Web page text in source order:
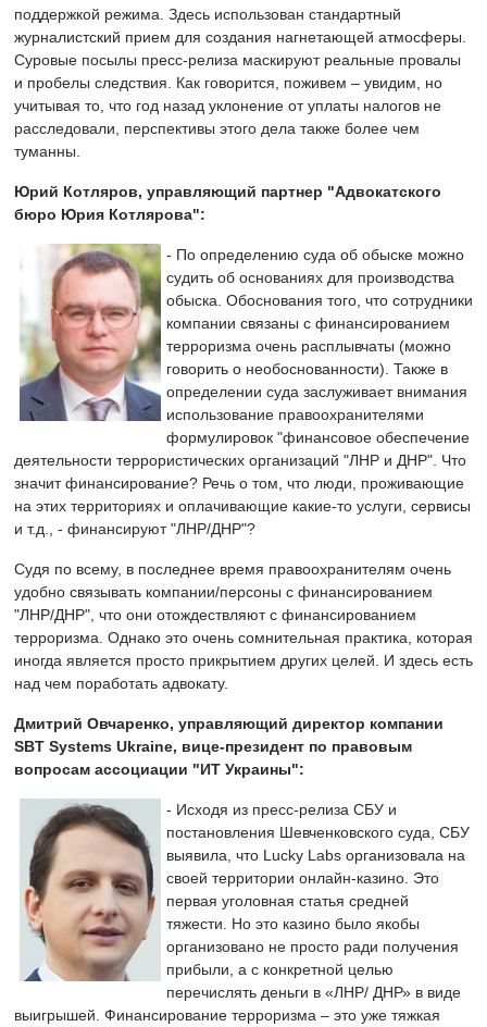
поддержкой режима. Здесь использован стандартный
журналистский прием для создания нагнетающей атмосферы.
Суровые посылы пресс-релиза маскируют реальные провалы
и пробелы следствия. Как говорится, поживем – увидим, но
учитывая то, что год назад уклонение от уплаты налогов не
расследовали, перспективы этого дела также более чем
туманны.
Юрий Котляров, управляющий партнер "Адвокатского
бюро Юрия Котлярова":
- По определению суда об обыске можно
судить об основаниях для производства
обыска. Обоснования того, что сотрудники
компании связаны с финансированием
терроризма очень расплывчаты (можно
говорить о необоснованности). Также в
определении суда заслуживает внимания
использование правоохранителями
формулировок "финансовое обеспечение
деятельности террористических организаций "ЛНР и ДНР". Что
значит финансирование? Речь о том, что люди, проживающие
на этих территориях и оплачивающие какие-то услуги, сервисы
и т.д., - финансируют "ЛНР/ДНР"?
Судя по всему, в последнее время правоохранителям очень
удобно связывать компании/персоны с финансированием
"ЛНР/ДНР", что они отождествляют с финансированием
терроризма. Однако это очень сомнительная практика, которая
иногда является просто прикрытием других целей. И здесь есть
над чем поработать адвокату.
Дмитрий Овчаренко, управляющий директор компании
SBT Systems Ukraine, вице-президент по правовым
вопросам ассоциации "ИТ Украины":
- Исходя из пресс-релиза СБУ и
постановления Шевченковского суда, СБУ
выявила, что Lucky Labs организовала на
своей территории онлайн-казино. Это
первая уголовная статья средней
тяжести. Но это казино было якобы
организовано не просто ради получения
прибыли, а с конкретной целью
перечислять деньги в «ЛНР/ ДНР» в виде
выигрышей. Финансирование терроризма – это уже тяжкая